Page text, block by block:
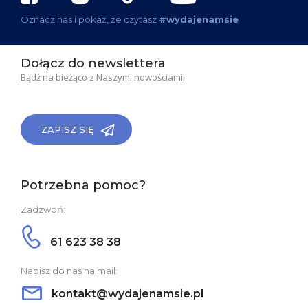
Oznacz nas i pokaż, że czytasz #wydajenamsie
Dołącz do newslettera
Bądź na bieżąco z Naszymi nowościami!
ZAPISZ SIĘ
Potrzebna pomoc?
Zadzwoń:
61 623 38 38
Napisz do nas na mail:
kontakt@wydajenamsie.pl